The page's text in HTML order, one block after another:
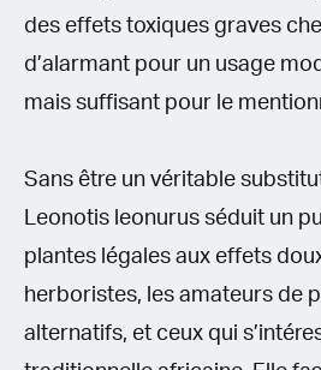
des effets toxiques graves
d’alarmant pour un usage
mais suffisant pour le
Sans être un véritable
Leonotis leonurus séduit un
plantes légales aux effets
herboristes, les amateurs de
alternatifs, et ceux qui